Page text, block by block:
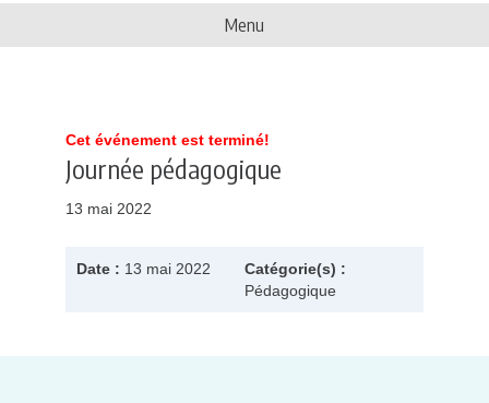
Menu
Cet événement est terminé!
Journée pédagogique
13 mai 2022
Date : 13 mai 2022
Catégorie(s) :
Pédagogique